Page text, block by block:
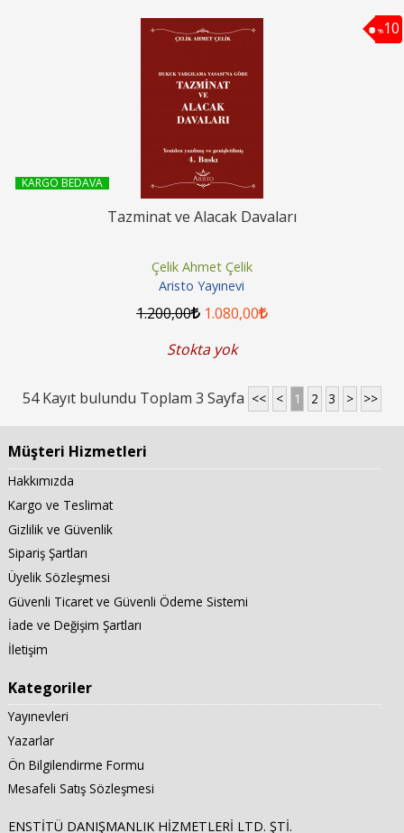
%10
KARGO BEDAVA
Tazminat ve Alacak Davaları
Çelik Ahmet Çelik
Aristo Yayınevi
1.200,00 1.080,00
Stokta yok
54 Kayıt bulundu Toplam 3 Sayfa << < 1 2 3 > >>
Müşteri Hizmetleri
Hakkımızda
Kargo ve Teslimat
Gizlilik ve Güvenlik
Sipariş Şartları
Üyelik Sözleşmesi
Güvenli Ticaret ve Güvenli Ödeme Sistemi
İade ve Değişim Şartları
İletişim
Kategoriler
Yayınevleri
Yazarlar
Ön Bilgilendirme Formu
Mesafeli Satış Sözleşmesi
ENSTİTÜ DANIŞMANLIK HİZMETLERİ LTD. ŞTİ.